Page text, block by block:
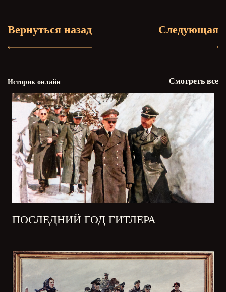
Вернуться назад Следующая
Историк онлайн Смотреть все
ПОСЛЕДНИЙ ГОД ГИТЛЕРА